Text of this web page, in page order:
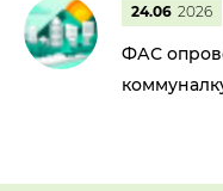
24.06 2026
ФАС